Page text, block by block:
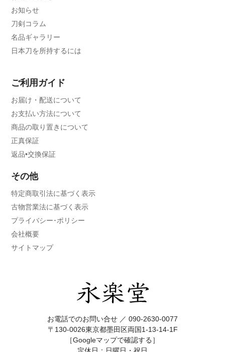
お知らせ
刀剣コラム
名品ギャラリー
日本刀を所持するには
ご利用ガイド
お届け・配送について
お支払い方法について
商品の取り置きについて
正真保証
返品•交換保証
その他
特定商取引法に基づく表示
古物営業法に基づく表示
プライバシー･ポリシー
会社概要
サイトマップ
お電話でのお問い合せ ／ 090-2630-0077
〒130-0026東京都墨田区両国1-13-14-1F
［Googleマップで確認する］
定休日：日曜日・祝日